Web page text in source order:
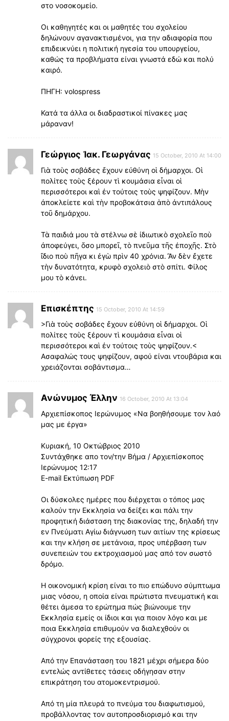
στο νοσοκομείο.
Οι καθηγητές και οι μαθητές του σχολείου
δηλώνουν αγανακτισμένοι, για την αδιαφορία που
επιδεικνύει η πολιτική ηγεσία του υπουργείου,
καθώς τα προβλήματα είναι γνωστά εδώ και πολύ
καιρό.
ΠΗΓΗ: volospress
Κατά τα άλλα οι διαδραστικοί πίνακες μας
μάραναν!
Γεώργιος Ἰακ. Γεωργάνας 15 October, 2010 At 14:00
Γιὰ τοὺς σοβάδες ἔχουν εὐθύνη οἱ δήμαρχοι. Οἱ
πολίτες τοὺς ξέρουν τὶ κουμάσια εἶναι οἱ
περισσότεροι καὶ ἐν τούτοις τοὺς ψηφίζουν. Μὴν
ἀποκλείετε καὶ τὴν προβοκάτσια ἁπὸ ἀντιπάλους
τοῦ δημάρχου.
Τὰ παιδιά μου τὰ στέλνω σὲ ἰδιωτικὸ σχολεῖο ποὺ
ἀποφεύγει, ὅσο μπορεῖ, τὸ πνεῦμα τῆς έποχῆς. Στὸ
ἴδιο ποὺ πῆγα κι ἐγὼ πρὶν 40 χρόνια. Ἂν δὲν ἔχετε
τὴν δυνατότητα, κρυφὸ σχολειὸ στὸ σπίτι. Φίλος
μου τὸ κάνει.
Επισκέπτης 15 October, 2010 At 14:59
>Γιὰ τοὺς σοβάδες ἔχουν εὐθύνη οἱ δήμαρχοι. Οἱ
πολίτες τοὺς ξέρουν τὶ κουμάσια εἶναι οἱ
περισσότεροι καὶ ἐν τούτοις τοὺς ψηφίζουν.<
Ασαφαλώς τους ψηφίζουν, αφού είναι ντουβάρια και
χρειάζονται σοβάντισμα…
Ανώνυμος Έλλην 16 October, 2010 At 13:04
Αρχιεπίσκοπος Ιερώνυμος «Να βοηθήσουμε τον λαό
μας με έργα»
Κυριακή, 10 Οκτώβριος 2010
Συντάχθηκε απο τον/την Βήμα / Αρχιεπίσκοπος
Ιερώνυμος 12:17
E-mail Εκτύπωση PDF
Oι δύσκολες ημέρες που διέρχεται ο τόπος μας
καλούν την Εκκλησία να δείξει και πάλι την
προφητική διάσταση της διακονίας της, δηλαδή την
εν Πνεύματι Αγίω διάγνωση των αιτίων της κρίσεως
και την κλήση σε μετάνοια, προς υπέρβαση των
συνεπειών του εκτροχιασμού μας από τον σωστό
δρόμο.
Η οικονομική κρίση είναι το πιο επώδυνο σύμπτωμα
μιας νόσου, η οποία είναι πρώτιστα πνευματική και
θέτει άμεσα το ερώτημα πώς βιώνουμε την
Εκκλησία εμείς οι ίδιοι και για ποιον λόγο και με
ποια Εκκλησία επιθυμούν να διαλεχθούν οι
σύγχρονοι φορείς της εξουσίας.
Από την Επανάσταση του 1821 μέχρι σήμερα δύο
εντελώς αντίθετες τάσεις οδήγησαν στην
επικράτηση του ατομοκεντρισμού.
Από τη μία πλευρά το πνεύμα του διαφωτισμού,
προβάλλοντας τον αυτοπροσδιορισμό και την